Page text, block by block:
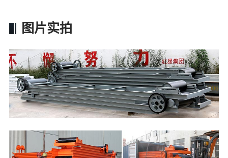
图片实拍